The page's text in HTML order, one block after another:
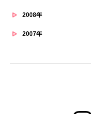
2008年
2007年